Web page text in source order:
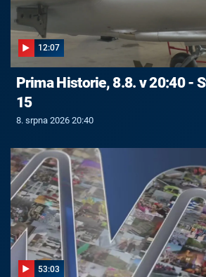
12:07
Prima Historie, 8.8. v 20:40 -
15
8. srpna 2026 20:40
53:03